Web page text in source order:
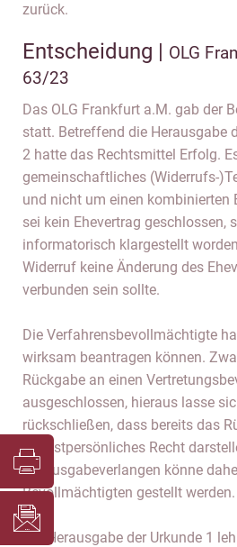
zurück.
Entscheidung | OLG
63/23
Das OLG Frankfurt a.M. gab der
statt. Betreffend die Herausgabe
2 hatte das Rechtsmittel Erfolg.
gemeinschaftliches (Widerrufs-
und nicht um einen kombinierten
sei kein Ehevertrag geschlossen,
informatorisch klargestellt
Widerruf keine Änderung des
verbunden sein sollte.
Die Verfahrensbevollmächtigte
wirksam beantragen können.
Rückgabe an einen
ausgeschlossen, hieraus lasse
rückschließen, dass bereits das
höchstpersönliches Recht
Herausgabeverlangen könne
Bevollmächtigten gestellt werden.
Die Herausgabe der Urkunde 1